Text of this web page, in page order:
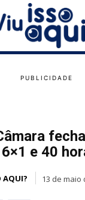
e 40
AQUI? 13 de maio